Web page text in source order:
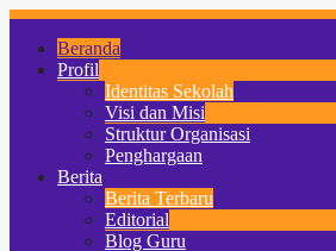
Beranda
Profil
Identitas Sekolah
Visi dan Misi
Struktur Organisasi
Penghargaan
Berita
Berita Terbaru
Editorial
Blog Guru